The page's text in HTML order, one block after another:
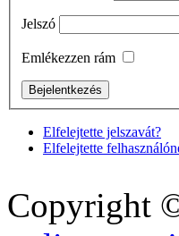
Jelszó
Emlékezzen rám
Elfelejtette jelszavát?
Elfelejtette
Copyright